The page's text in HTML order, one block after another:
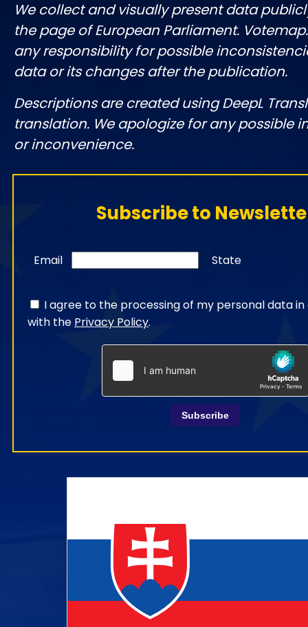
We collect and visually present data
the page of European Parliament.
any responsibility for possible
data or its changes after the publication.
Descriptions are created using DeepL
translation. We apologize for any possible
or inconvenience.
Subscribe to
Email State
I agree to the processing of my personal data
with the Privacy Policy.
Subscribe